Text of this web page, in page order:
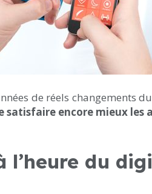
de réels changements
satisfaire encore mieux les
l’heure du